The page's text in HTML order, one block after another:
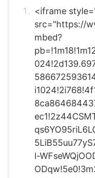
<iframe
src="https://
mbed?
l-